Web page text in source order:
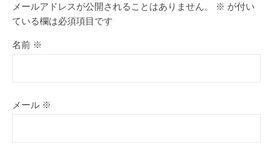
メールアドレスが公開されることはありません。 ※ が付い
ている欄は必須項目です
名前 ※
メール ※